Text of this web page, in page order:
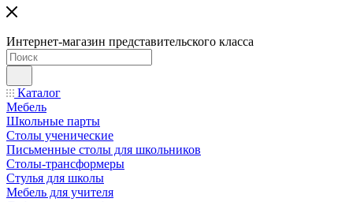
Интернет-магазин представительского класса
Каталог
Мебель
Школьные парты
Столы ученические
Письменные столы для школьников
Столы-трансформеры
Стулья для школы
Мебель для учителя